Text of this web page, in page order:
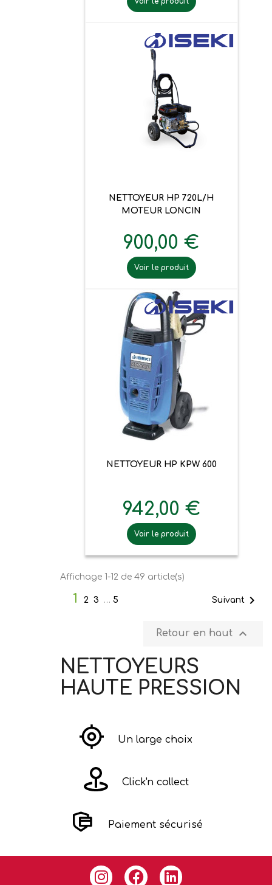
NETTOYEUR HP 720L/H
MOTEUR LONCIN
900,00 €
Voir le produit
NETTOYEUR HP KPW 600
942,00 €
Voir le produit
Affichage 1-12 de 49 article(s)
1 2 3 … 5 Suivant
Retour en haut 
NETTOYEURS
HAUTE PRESSION
Un large choix
Click'n collect
Paiement sécurisé